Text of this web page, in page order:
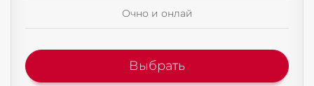
Очно и онлай
Выбрать